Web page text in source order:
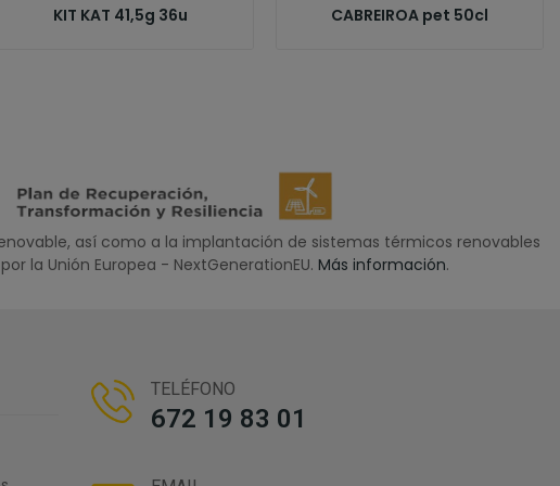
KIT KAT 41,5g 36u CABREIROA pet 50cl
así como a la implantación de sistemas térmicos renovables
la Unión Europea - NextGenerationEU. Más información.
TELÉFONO
672 19 83 01